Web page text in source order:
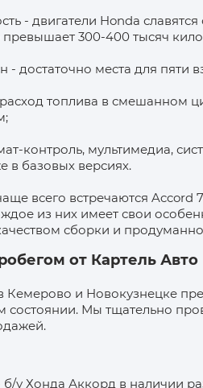
- двигатели Honda
300-400 тысяч
- достаточно места для пяти
топлива в смешанном
контроль, мультимедиа,
в базовых версиях.
всего встречаются Accord
из них имеет свои
сборки и
от Картель Авто
Кемерово и Новокузнецке
состоянии. Мы тщательно
у Хонда Аккорд в наличии